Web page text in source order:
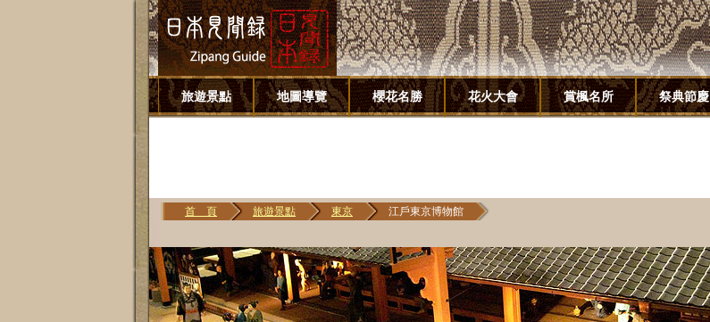
旅遊景點 地圖導覽 櫻花名勝 花火大會 賞楓名所 祭典節慶
首 頁 旅遊景點 東京 江戶東京博物館